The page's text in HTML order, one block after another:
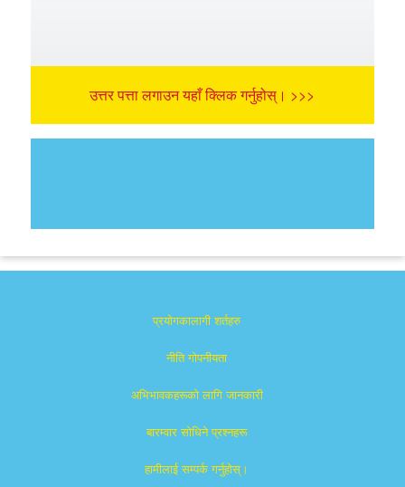
उत्तर पत्ता लगाउन यहाँ क्लिक गर्नुहोस्। >>>
प्रयोगकालागी शर्तहरु
नीति गोपनीयता
अभिभावकहरूको लागि जानकारी
बारम्वार साेधिने प्रश्नहरू
हामीलाई सम्पर्क गर्नुहोस्।